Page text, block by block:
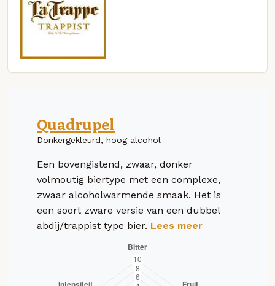
Quadrupel
Donkergekleurd, hoog alcohol
Een bovengistend, zwaar, donker
volmoutig biertype met een complexe,
zwaar alcoholwarmende smaak. Het is
een soort zware versie van een dubbel
abdij/trappist type bier. Lees meer